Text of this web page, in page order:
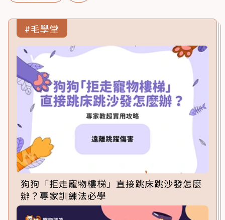
#毛學堂
狗狗「拒走寵物樓梯」直接跳床跳沙發怎麼
辦？專家訓練法必學